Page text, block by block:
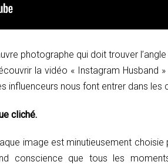
photographe qui doit trouver
la vidéo « Instagram Husband
influenceurs nous font entrer dans les
cliché.
image est minutieusement choisie
conscience que tous les